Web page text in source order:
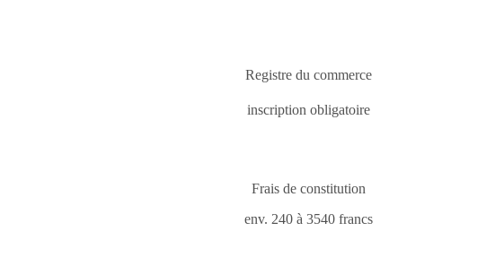
Registre du commerce
inscription obligatoire
Frais de constitution
env. 240 à 3540 francs